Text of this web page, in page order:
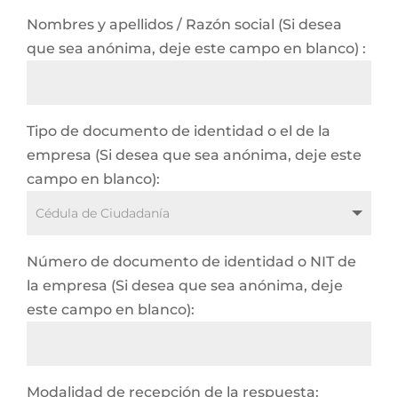
Nombres y apellidos / Razón social (Si desea
que sea anónima, deje este campo en blanco) :
Tipo de documento de identidad o el de la
empresa (Si desea que sea anónima, deje este
campo en blanco):
Número de documento de identidad o NIT de
la empresa (Si desea que sea anónima, deje
este campo en blanco):
Modalidad de recepción de la respuesta: